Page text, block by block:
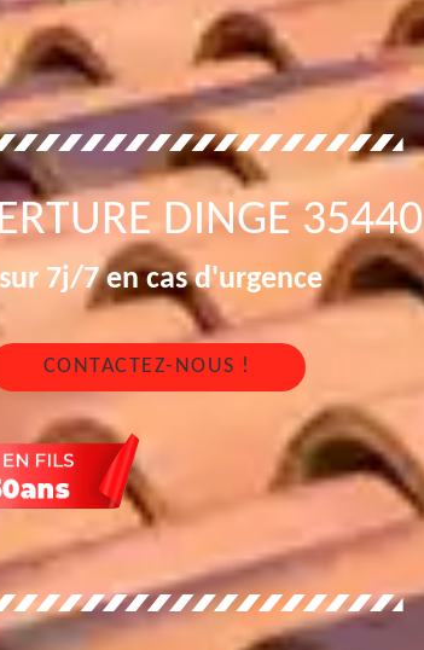
DINGE 35440
7j/7 en cas d'urgence
CONTACTEZ-NOUS !